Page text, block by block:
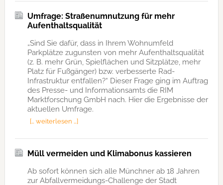
Umfrage: Straßenumnutzung für mehr
Aufenthaltsqualität
„Sind Sie dafür, dass in Ihrem Wohnumfeld
Parkplätze zugunsten von mehr Aufenthaltsqualität
(z. B. mehr Grün, Spielflächen und Sitzplätze, mehr
Platz für Fußgänger) bzw. verbesserte Rad-
Infrastruktur entfallen?“ Dieser Frage ging im Auftrag
des Presse- und Informationsamts die RIM
Marktforschung GmbH nach. Hier die Ergebnisse der
aktuellen Umfrage.
[… weiterlesen …]
Müll vermeiden und Klimabonus kassieren
Ab sofort können sich alle Münchner ab 18 Jahren
zur Abfallvermeidungs-Challenge der Stadt